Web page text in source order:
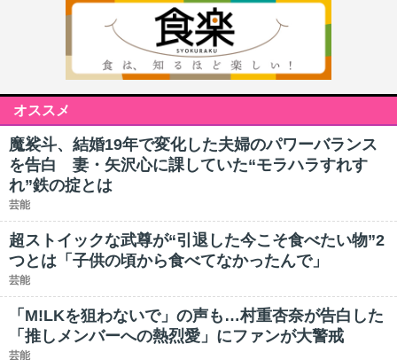
オススメ
魔裟斗、結婚19年で変化した夫婦のパワーバランス
を告白 妻・矢沢心に課していた“モラハラすれす
れ”鉄の掟とは
芸能
超ストイックな武尊が“引退した今こそ食べたい物”2
つとは「子供の頃から食べてなかったんで」
芸能
「M!LKを狙わないで」の声も…村重杏奈が告白した
「推しメンバーへの熱烈愛」にファンが大警戒
芸能